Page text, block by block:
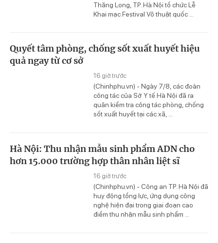
Thăng Long, TP. Hà Nội tổ chức Lễ
Khai mạc Festival Võ thuật quốc ...
Quyết tâm phòng, chống sốt xuất huyết hiệu
quả ngay từ cơ sở
16 giờ trước
(Chinhphu.vn) - Ngày 7/8, các đoàn
công tác của Sở Y tế Hà Nội đã ra
quân kiểm tra công tác phòng, chống
sốt xuất huyết tại các xã, ...
Hà Nội: Thu nhận mẫu sinh phẩm ADN cho
hơn 15.000 trường hợp thân nhân liệt sĩ
16 giờ trước
(Chinhphu.vn) - Công an TP. Hà Nội đã
huy động tổng lực, ứng dụng công
nghệ hiện đại trong giai đoạn cao
điểm thu nhận mẫu sinh phẩm ...